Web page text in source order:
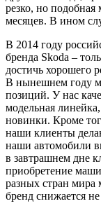
резко, но подобная
месяцев. В ином
В 2014 году
бренда Skoda –
достичь хорошего
В нынешнем году
позиций. У нас
модельная
новинки. Кроме
наши клиенты
наши автомобили
в завтрашнем дне
приобретение
разных стран
бренд снижается